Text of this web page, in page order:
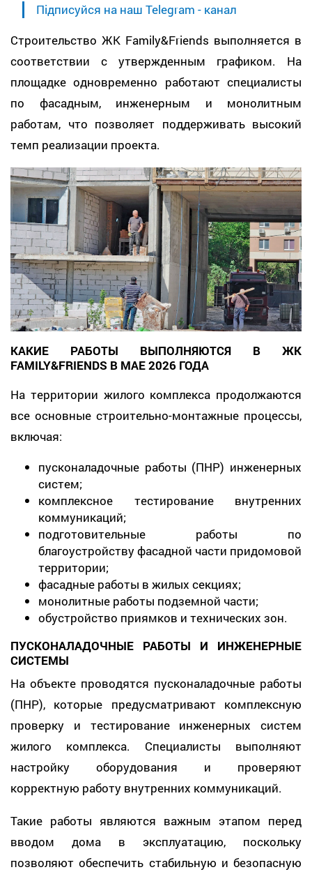
Підписуйся на наш Telegram - канал
Строительство ЖК Family&Friends выполняется в
соответствии с утвержденным графиком. На
площадке одновременно работают специалисты
по фасадным, инженерным и монолитным
работам, что позволяет поддерживать высокий
темп реализации проекта.
КАКИЕ РАБОТЫ ВЫПОЛНЯЮТСЯ В ЖК
FAMILY&FRIENDS В МАЕ 2026 ГОДА
На территории жилого комплекса продолжаются
все основные строительно-монтажные процессы,
включая:
пусконаладочные работы (ПНР) инженерных
систем;
комплексное тестирование внутренних
коммуникаций;
подготовительные работы по
благоустройству фасадной части придомовой
территории;
фасадные работы в жилых секциях;
монолитные работы подземной части;
обустройство приямков и технических зон.
ПУСКОНАЛАДОЧНЫЕ РАБОТЫ И ИНЖЕНЕРНЫЕ
СИСТЕМЫ
На объекте проводятся пусконаладочные работы
(ПНР), которые предусматривают комплексную
проверку и тестирование инженерных систем
жилого комплекса. Специалисты выполняют
настройку оборудования и проверяют
корректную работу внутренних коммуникаций.
Такие работы являются важным этапом перед
вводом дома в эксплуатацию, поскольку
позволяют обеспечить стабильную и безопасную